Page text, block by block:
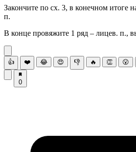
Закончите по сх. 3, в конечном итоге
п.
В конце провяжите 1 ряд – лицев. п.,
👍 ❤️ 😂 😍 👎 🔥 👏 😮
0